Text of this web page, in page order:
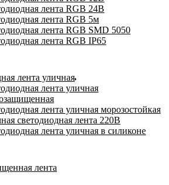
лента RGB 24В
лента RGB 5м
лента RGB SMD 5050
лента RGB IP65
лента уличная
лента уличная
лента уличная морозостойкая
светодиодная лента 220В
лента уличная в силиконе
лента